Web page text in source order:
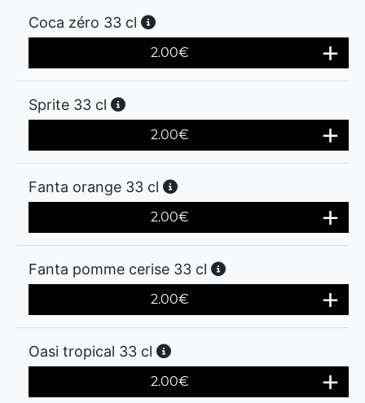
Coca zéro 33 cl
2.00€
Sprite 33 cl
2.00€
Fanta orange 33 cl
2.00€
Fanta pomme cerise 33 cl
2.00€
Oasi tropical 33 cl
2.00€